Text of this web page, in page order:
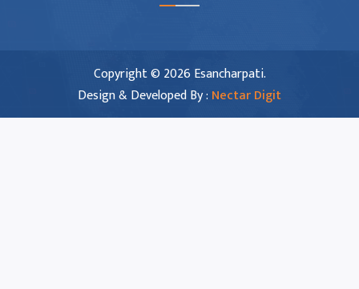
Copyright © 2026 Esancharpati.
Design & Developed By : Nectar Digit